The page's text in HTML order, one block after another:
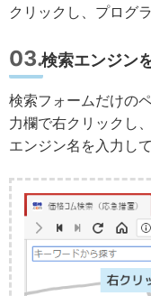
クリックし、プログ
検索エンジン
検索フォームだけの
力欄で右クリックし
エンジン名を入力し